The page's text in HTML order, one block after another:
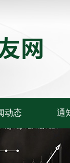
动态 通